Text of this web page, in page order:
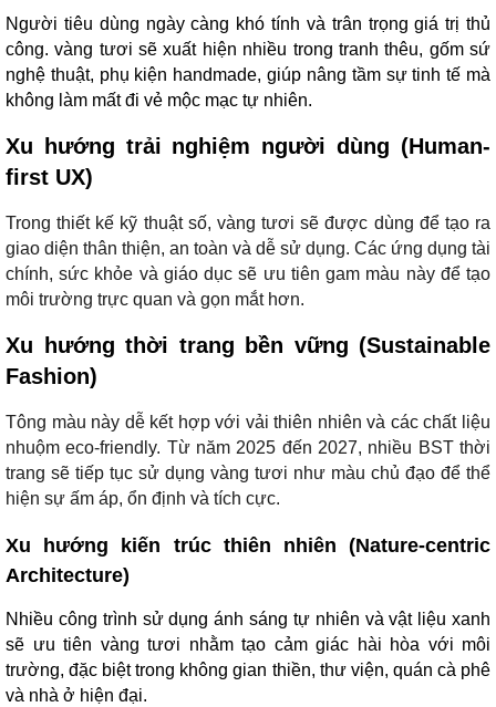
Người tiêu dùng ngày càng khó tính và trân trọng giá trị thủ
công. vàng tươi sẽ xuất hiện nhiều trong tranh thêu, gốm sứ
nghệ thuật, phụ kiện handmade, giúp nâng tầm sự tinh tế mà
không làm mất đi vẻ mộc mạc tự nhiên.
Xu hướng trải nghiệm người dùng (Human-
first UX)
Trong thiết kế kỹ thuật số, vàng tươi sẽ được dùng để tạo ra
giao diện thân thiện, an toàn và dễ sử dụng. Các ứng dụng tài
chính, sức khỏe và giáo dục sẽ ưu tiên gam màu này để tạo
môi trường trực quan và gọn mắt hơn.
Xu hướng thời trang bền vững (Sustainable
Fashion)
Tông màu này dễ kết hợp với vải thiên nhiên và các chất liệu
nhuộm eco-friendly. Từ năm 2025 đến 2027, nhiều BST thời
trang sẽ tiếp tục sử dụng vàng tươi như màu chủ đạo để thể
hiện sự ấm áp, ổn định và tích cực.
Xu hướng kiến trúc thiên nhiên (Nature-centric
Architecture)
Nhiều công trình sử dụng ánh sáng tự nhiên và vật liệu xanh
sẽ ưu tiên vàng tươi nhằm tạo cảm giác hài hòa với môi
trường, đặc biệt trong không gian thiền, thư viện, quán cà phê
và nhà ở hiện đại.